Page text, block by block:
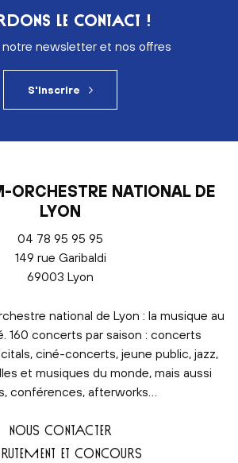
LE CONTACT !
notre newsletter et nos offres
S'inscrire
ORCHESTRE NATIONAL DE
LYON
04 78 95 95 95
149 rue Garibaldi
69003 Lyon
national de Lyon : la musique au
160 concerts par saison : concerts
ciné-concerts, jeune public, jazz,
et musiques du monde, mais aussi
conférences, afterworks…
NOUS CONTACTER
ET CONCOURS